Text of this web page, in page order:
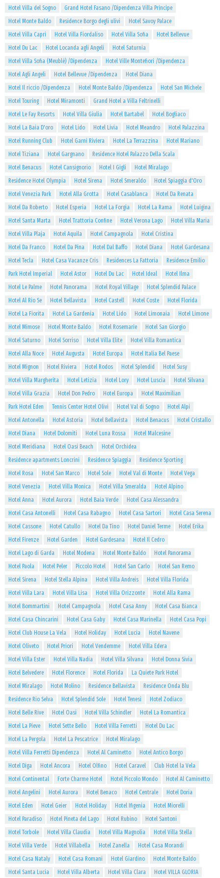
Hotel Villa del Sogno
Grand Hotel Fasano /Dipendenza Villa Principe
Hotel Monte Baldo
Residence Borgo degli ulivi
Hotel Savoy Palace
Hotel Villa Capri
Hotel Villa Fiordaliso Hotel Villa Sofia
Hotel Bellevue
Hotel Du Lac
Hotel Locanda agli Angeli
Hotel Saturnia
Hotel Villa Sofia (Meublè) /Dipendenza
Hotel Ville Montefiori /Dipendenza
Hotel Agli Angeli
Hotel Bellevue /Dipendenza
Hotel Diana
Hotel Il riccio /Dipendenza
Hotel Monte Baldo /Dipendenza
Hotel San Michele
Hotel Touring
Hotel Miramonti
Grand Hotel a Villa Feltrinelli
Hotel Le Fay Resorts
Hotel Villa Giulia Hotel Bartabel
Hotel Bogliaco
Hotel La Baia D'oro
Hotel Lido Hotel Livia Hotel Meandro
Hotel Palazzina
Hotel Running Club
Hotel Garni Riviera Hotel La Terrazzina
Hotel Mariano
Hotel Tiziana
Hotel Gargnano
Residence Hotel Palazzo Della Scala
Hotel Benacus
Hotel Cansignorio Hotel I Gigli
Hotel Miralago
Residence Hotel Olympia
Hotel Sirena Hotel Smeraldo
Hotel Spiaggia d'Oro
Hotel Venezia Park
Hotel Alla Grotta Hotel Casablanca
Hotel Da Renata
Hotel Da Roberto
Hotel Esperia Hotel La Forgia Hotel La Rama
Hotel Luigina
Hotel Santa Marta
Hotel Trattoria Confine Hotel Verona Lago
Hotel Villa Maria
Hotel Villa Plaja
Hotel Aquila Hotel Campagnola
Hotel Cristina
Hotel Da Franco
Hotel Da Pina Hotel Dal Baffo Hotel Diana
Hotel Gardesana
Hotel Tecla
Hotel Casa Vacanze Cris Residences La Fattoria
Residence Emilio
Park Hotel Imperial
Hotel Astor Hotel Du Lac Hotel Ideal
Hotel Ilma
Hotel Le Palme
Hotel Panorama Hotel Royal Village
Hotel Splendid Palace
Hotel Al Rio Se
Hotel Bellavista Hotel Castell Hotel Coste
Hotel Florida
Hotel La Fiorita
Hotel La Gardenia Hotel Lido Hotel Limonaia
Hotel Limone
Hotel Mimose
Hotel Monte Baldo Hotel Rosemarie
Hotel San Giorgio
Hotel Saturno
Hotel Sorriso Hotel Villa Elite
Hotel Villa Romantica
Hotel Alla Noce
Hotel Augusta Hotel Europa
Hotel Italia Bel Paese
Hotel Mignon
Hotel Riviera Hotel Rodos Hotel Splendid
Hotel Susy
Hotel Villa Margherita
Hotel Letizia Hotel Lory Hotel Luscia
Hotel Silvana
Hotel Villa Grazia
Hotel Don Pedro Hotel Europa
Hotel Maximilian
Park Hotel Eden
Tennis Center Hotel Olivi Hotel Val di Sogno
Hotel Alpi
Hotel Antonella
Hotel Astoria Hotel Bellavista Hotel Benacus
Hotel Cristallo
Hotel Diana
Hotel Dolomiti Hotel Luna Rossa
Hotel Malcesine
Hotel Meridiana
Hotel Oasi Beach
Hotel Orchidea
Residence apartments Loncrini
Residence Spiaggia
Residence Sporting
Hotel Rosa
Hotel San Marco Hotel Sole Hotel Val di Monte
Hotel Vega
Hotel Venezia
Hotel Villa Monica Hotel Villa Smeralda
Hotel Alpino
Hotel Anna
Hotel Aurora Hotel Baia Verde
Hotel Casa Alessandra
Hotel Casa Antonelli
Hotel Casa Rabagno Hotel Casa Sartori
Hotel Casa Serena
Hotel Cassone
Hotel Catullo Hotel Da Tino Hotel Daniel Terme
Hotel Erika
Hotel Firenze
Hotel Garden Hotel Gardesana
Hotel Il Cedro
Hotel Lago di Garda
Hotel Modena Hotel Monte Baldo
Hotel Panorama
Hotel Paola
Hotel Peler Piccolo Hotel Hotel San Carlo
Hotel San Remo
Hotel Sirena
Hotel Stella Alpina Hotel Villa Andreis
Hotel Villa Florida
Hotel Villa Lara
Hotel Villa Lisa Hotel Villa Orizzonte
Hotel Alla Rama
Hotel Bommartini
Hotel Campagnola Hotel Casa Anny
Hotel Casa Bianca
Hotel Casa Chincarini
Hotel Casa Gaby Hotel Casa Marinella
Hotel Casa Popi
Hotel Club House La Vela
Hotel Holiday Hotel Lucia
Hotel Navene
Hotel Oliveto
Hotel Priori Hotel Vendemme
Hotel Villa Edera
Hotel Villa Ester
Hotel Villa Nadia Hotel Villa Silvana
Hotel Donna Sivia
Hotel Belvedere
Hotel Florence Hotel Florida
La Quiete Park Hotel
Hotel Miralago
Hotel Molino Residence Bellavista
Residence Onda Blu
Residence Rio Selva
Hotel Splendid Sole Hotel Tenesi
Hotel Zodiaco
Hotel Belle Rive
Hotel Oasi Hotel Villa Schindler
Hotel La Romantica
Hotel La Pieve
Hotel Sette Bello Hotel Villa Ferretti
Hotel Du Lac
Hotel La Pergola
Hotel La Pescatrice
Hotel Miralago
Hotel Villa Ferretti Dipendenza
Hotel Al Caminetto
Hotel Antico Borgo
Hotel Diga
Hotel Ancora Hotel Olfino Hotel Caravel
Club Hotel la Vela
Hotel Continental
Forte Charme Hotel Hotel Piccolo Mondo
Hotel Al Caminetto
Hotel Angelini
Hotel Aurora Hotel Benaco Hotel Centrale
Hotel Doria
Hotel Eden
Hotel Geier Hotel Holiday Hotel Ifigenia
Hotel Miorelli
Hotel Paradiso
Hotel Pineta del Lago Hotel Rubino
Hotel Santoni
Hotel Torbole
Hotel Villa Claudia Hotel Villa Magnolia
Hotel Villa Stella
Hotel Villa Verde
Hotel Villabella Hotel Zanella
Hotel Casa Morandi
Hotel Casa Nataly
Hotel Casa Romani Hotel Giardino
Hotel Monte Baldo
Hotel Santa Lucia
Hotel Villa Alberta Hotel Villa Clara Hotel VILLA GLORIA